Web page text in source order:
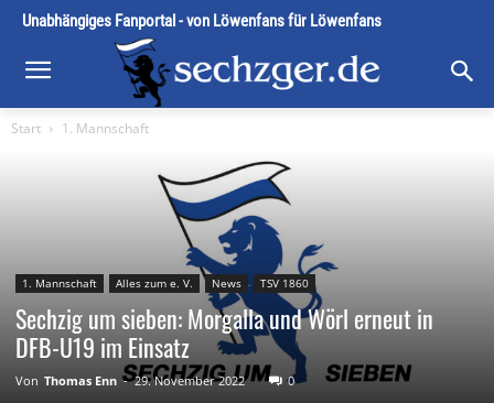
Unabhängiges Fanportal - von Löwenfans für Löwenfans
Start 1. Mannschaft
1. Mannschaft Alles zum e. V. News TSV 1860
Sechzig um sieben: Morgalla und Wörl erneut in
DFB-U19 im Einsatz
Von Thomas Enn - 29. November 2022 0